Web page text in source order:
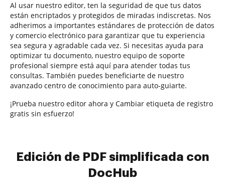
Al usar nuestro editor, ten la seguridad de que tus datos
están encriptados y protegidos de miradas indiscretas. Nos
adherimos a importantes estándares de protección de datos
y comercio electrónico para garantizar que tu experiencia
sea segura y agradable cada vez. Si necesitas ayuda para
optimizar tu documento, nuestro equipo de soporte
profesional siempre está aquí para atender todas tus
consultas. También puedes beneficiarte de nuestro
avanzado centro de conocimiento para auto-guiarte.
¡Prueba nuestro editor ahora y Cambiar etiqueta de registro
gratis sin esfuerzo!
Edición de PDF simplificada con
DocHub